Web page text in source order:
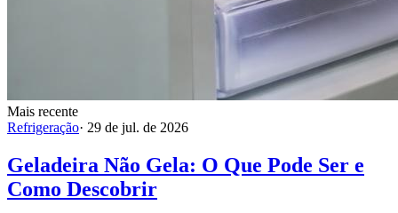
Mais recente
Refrigeração· 29 de jul. de 2026
Geladeira Não Gela: O Que Pode Ser e
Como Descobrir